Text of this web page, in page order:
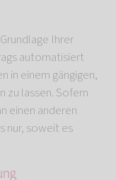
Ihrer
automatisiert
in einem gängigen,
zu lassen. Sofern
einen anderen
nur, soweit es